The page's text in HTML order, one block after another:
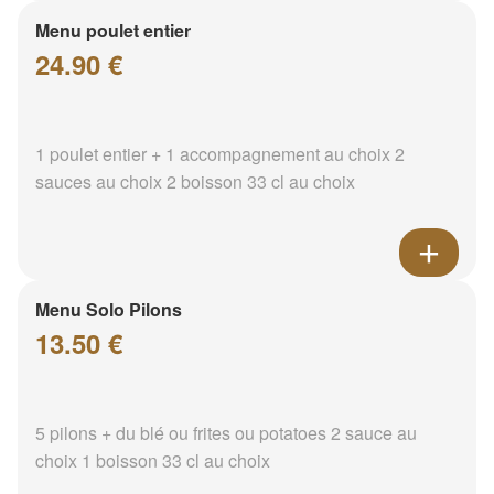
Menu poulet entier
24.90 €
1 poulet entier + 1 accompagnement au choix 2
sauces au choix 2 boisson 33 cl au choix
Menu Solo Pilons
13.50 €
5 pilons + du blé ou frites ou potatoes 2 sauce au
choix 1 boisson 33 cl au choix